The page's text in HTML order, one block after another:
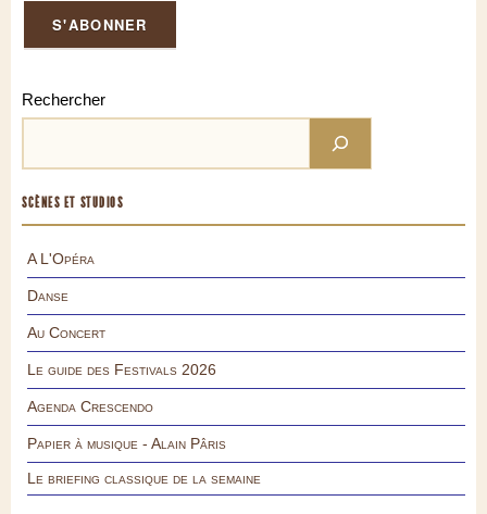
Rechercher
SCÈNES ET STUDIOS
A L'Opéra
Danse
Au Concert
Le guide des Festivals 2026
Agenda Crescendo
Papier à musique - Alain Pâris
Le briefing classique de la semaine